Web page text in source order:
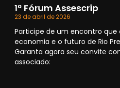
1º Fórum Assescrip
23 de abril de 2026
Participe de um encontro
economia e o futuro de Rio
Garanta agora seu convite
associado: